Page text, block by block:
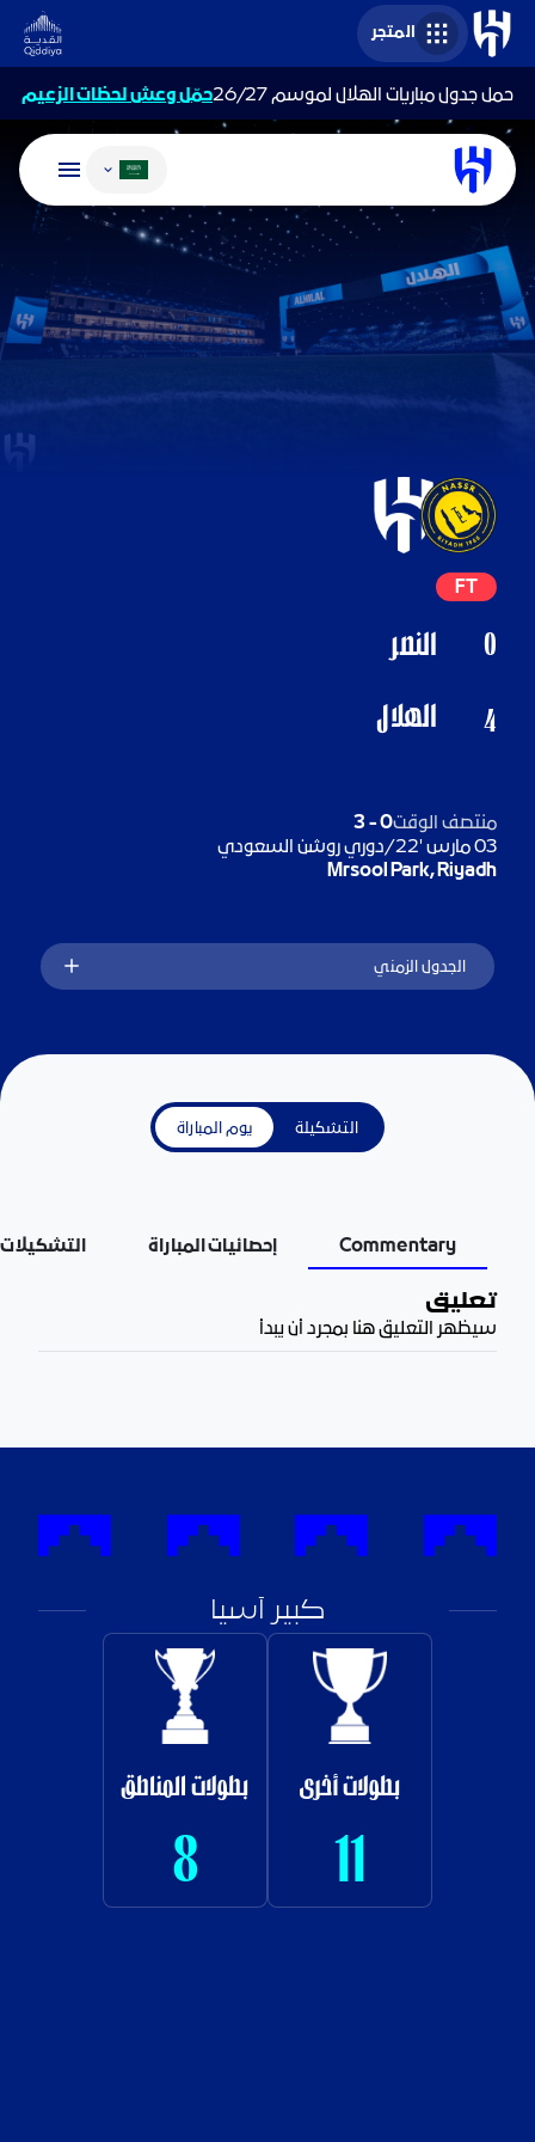
المتجر
حمل جدول مباريات الهلال لموسم 26/27 حمّل وعش لحظات الزعيم
تغيير اللغة
النصر
الهلال
FT
0
4
منتصف الوقت0
-
3
03 مارس '22
/دوري روشن السعودي
Mrsool Park, Riyadh
الجدول الزمني
التشكيلة يوم المباراة
Commentary إحصائيات المباراة التشكيلات
تعليق
سيظهر التعليق هنا بمجرد أن يبدأ
كبير آسيا
بطولات أخرى
11
بطولات المناطق
8